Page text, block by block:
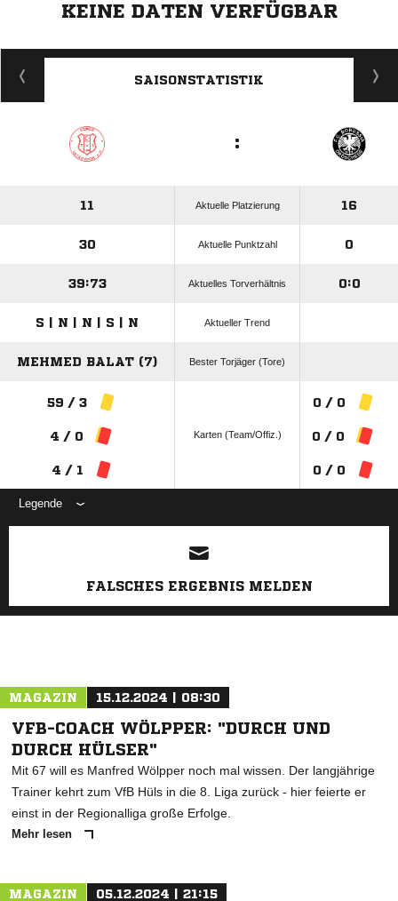
KEINE DATEN VERFÜGBAR
ANZEIGE
SAISONSTATISTIK
:
11 Aktuelle Platzierung 16
30 Aktuelle Punktzahl 0
39:73 Aktuelles Torverhältnis 0:0
S | N | N | S | N Aktueller Trend
MEHMED BALAT (7) Bester Torjäger (Tore)
59 / 3
4 / 0
4 / 1
Karten (Team/Offiz.)
0 / 0
0 / 0
0 / 0
Legende
ANZEIGE
FALSCHES ERGEBNIS MELDEN
MAGAZIN 15.12.2024 | 08:30
VFB-COACH WÖLPPER: "DURCH UND
DURCH HÜLSER"
Mit 67 will es Manfred Wölpper noch mal wissen. Der langjährige
Trainer kehrt zum VfB Hüls in die 8. Liga zurück - hier feierte er
einst in der Regionalliga große Erfolge.
Mehr lesen
MAGAZIN 05.12.2024 | 21:15